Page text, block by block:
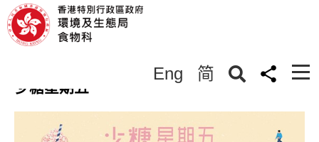
Eng 简
減低食物中鹽和糖含量
< 返回
少糖星期五